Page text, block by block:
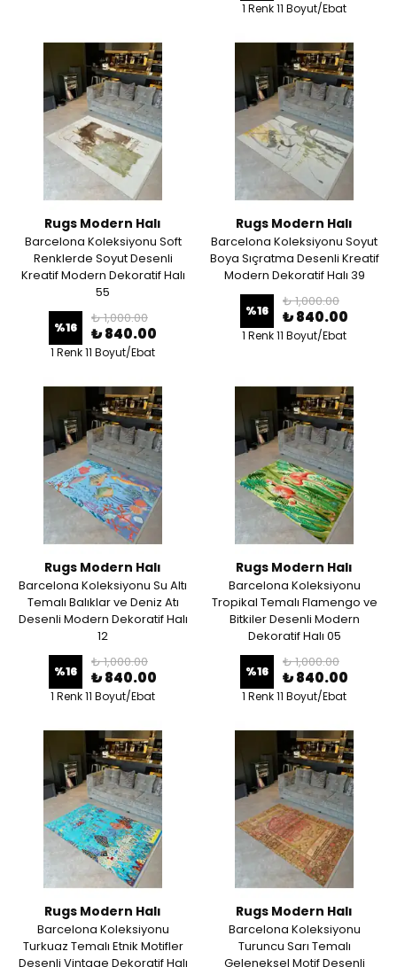
1 Renk 11 Boyut/Ebat
Rugs Modern Halı
Barcelona Koleksiyonu Soft
Renklerde Soyut Desenli
Kreatif Modern Dekoratif Halı
55
%16
₺ 1,000.00
₺ 840.00
1 Renk 11 Boyut/Ebat
Rugs Modern Halı
Barcelona Koleksiyonu Soyut
Boya Sıçratma Desenli Kreatif
Modern Dekoratif Halı 39
%16
₺ 1,000.00
₺ 840.00
1 Renk 11 Boyut/Ebat
Rugs Modern Halı
Barcelona Koleksiyonu Su Altı
Temalı Balıklar ve Deniz Atı
Desenli Modern Dekoratif Halı
12
%16
₺ 1,000.00
₺ 840.00
1 Renk 11 Boyut/Ebat
Rugs Modern Halı
Barcelona Koleksiyonu
Tropikal Temalı Flamengo ve
Bitkiler Desenli Modern
Dekoratif Halı 05
%16
₺ 1,000.00
₺ 840.00
1 Renk 11 Boyut/Ebat
Rugs Modern Halı
Barcelona Koleksiyonu
Turkuaz Temalı Etnik Motifler
Desenli Vintage Dekoratif Halı
Rugs Modern Halı
Barcelona Koleksiyonu
Turuncu Sarı Temalı
Geleneksel Motif Desenli